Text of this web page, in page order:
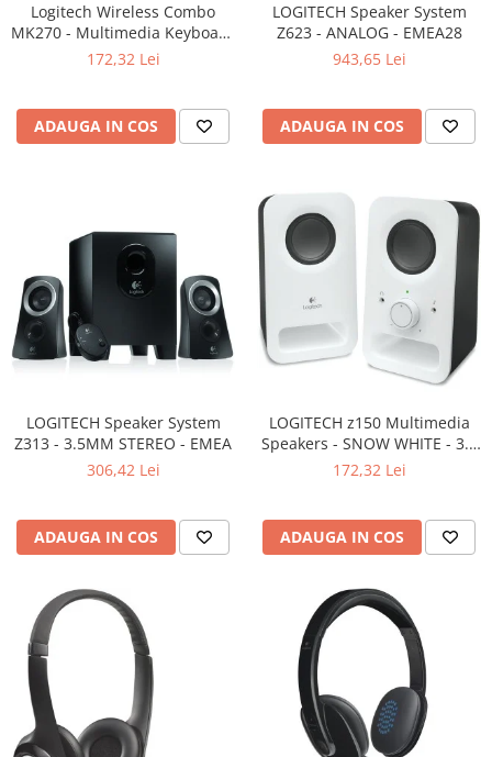
SSD
Hard Disc-uri
Carcase
Servere & Componente
Componente Server
Servere
Software
Printing
Multifunctionale
Imprimante 3D
Televizoare & accesorii
Multiboard & Accessorii
Multimedia
Foto & Video
Logitech Wireless Combo
MK270 - Multimedia Keyboard
+ Mouse, Black
172,32 Lei
ADAUGA IN COS
LOGITECH Speaker System
Z623 - ANALOG - EMEA28
943,65 Lei
ADAUGA IN COS
LOGITECH Speaker System
Z313 - 3.5MM STEREO - EMEA
306,42 Lei
ADAUGA IN COS
LOGITECH z150 Multimedia
Speakers - SNOW WHITE - 3.5
MM - EU
172,32 Lei
ADAUGA IN COS